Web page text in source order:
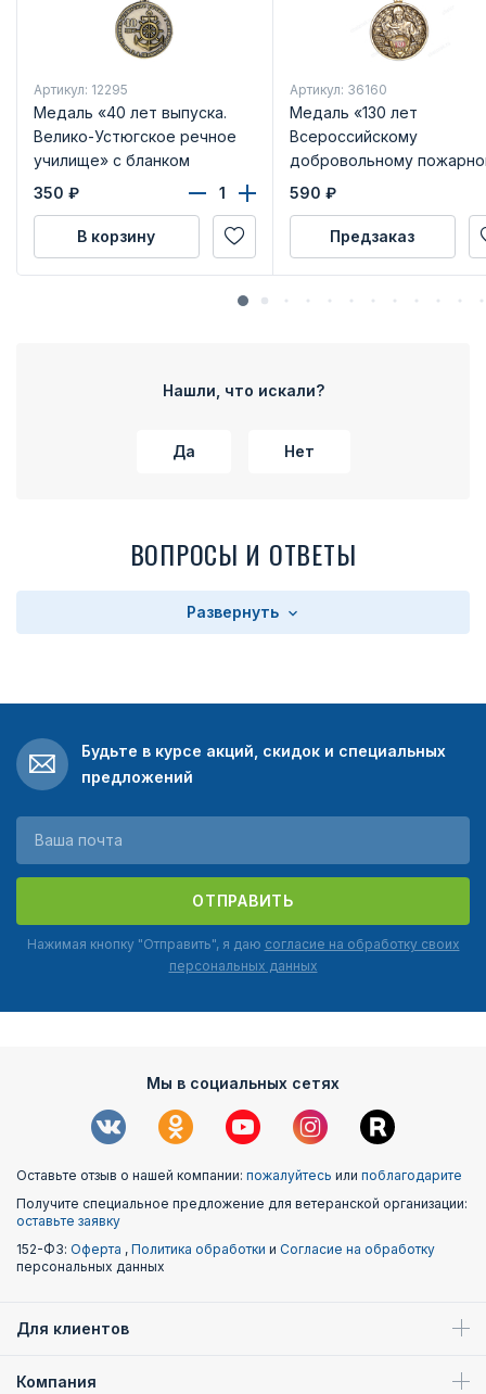
Артикул: 12295
Медаль «40 лет выпуска.
Велико-Устюгское речное
училище» с бланком
удостоверения
350 ₽
В корзину
Артикул: 36160
Медаль «130 лет
Всероссийскому
добровольному
обществу (ВДПО)» с
590 ₽
Предзаказ
Нашли, что искали?
Да Нет
ВОПРОСЫ И ОТВЕТЫ
Развернуть
Будьте в курсе акций, скидок и специальных
предложений
ОТПРАВИТЬ
Нажимая кнопку "Отправить", я даю согласие на обработку своих
персональных данных
Мы в социальных сетях
Оставьте отзыв о нашей компании: пожалуйтесь или поблагодарите
Получите специальное предложение для ветеранской организации:
оставьте заявку
152-ФЗ: Оферта , Политика обработки и Согласие на обработку
персональных данных
Для клиентов
Компания